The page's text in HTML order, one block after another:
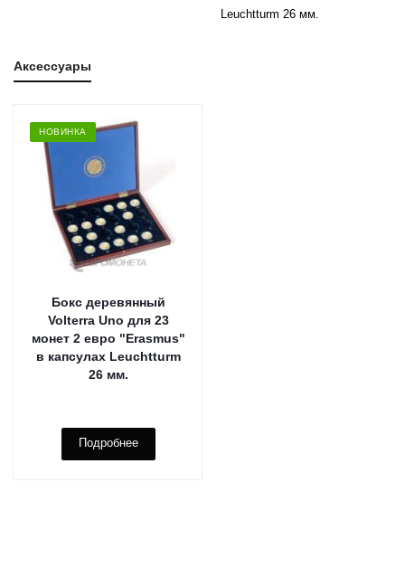
Leuchtturm 26 мм.
Аксессуары
НОВИНКА
Бокс деревянный
Volterra Uno для 23
монет 2 евро "Erasmus"
в капсулах Leuchtturm
26 мм.
Подробнее